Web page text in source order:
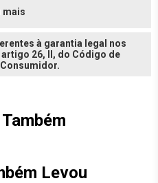
mais
à garantia legal nos
26, II, do Código de
Levou